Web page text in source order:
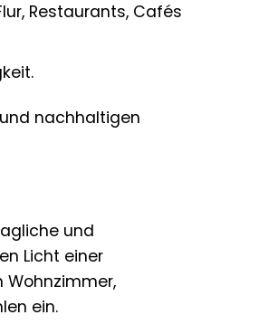
Restaurants, Cafés
und nachhaltigen
und
Licht einer
Wohnzimmer,
ein.